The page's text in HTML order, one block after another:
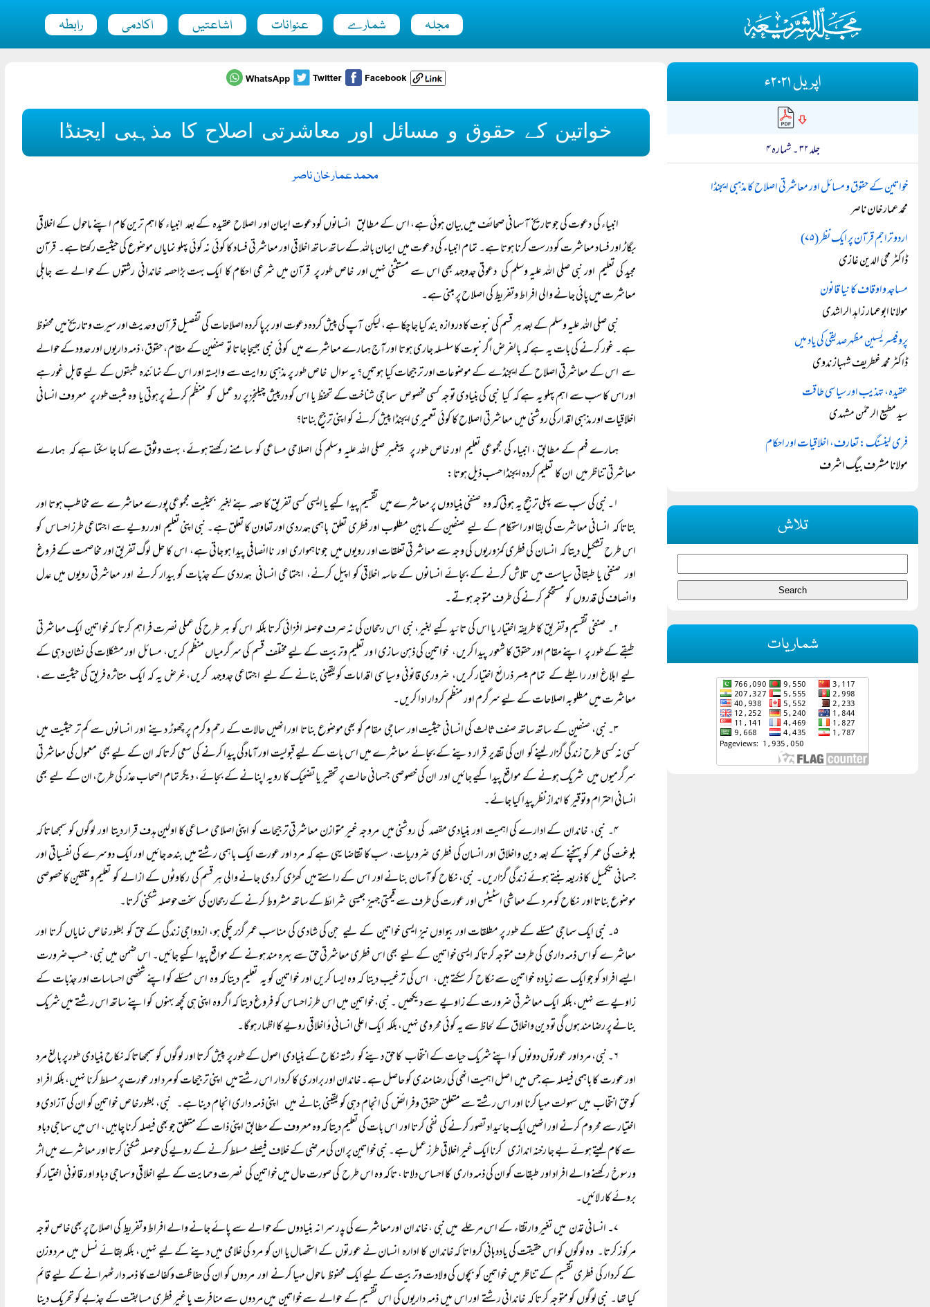
مجلہ شمارے عنوانات اشاعتیں اکادمی رابطہ
خواتین کے حقوق و مسائل اور معاشرتی اصلاح کا مذہبی ایجنڈا
محمد عمار خان ناصر
انبیاء کی دعوت کی جو تاریخ آسمانی صحائف میں بیان ہوئی ہے، اس کے مطابق انسانوں کو دعوت ایمان اور اصلاح عقیدہ کے بعد انبیاء کا اہم ترین کام اپنے ماحول کے اخلاقی
بگاڑ اور فساد معاشرت کو درست کرنا ہوتا ہے۔ تمام انبیاء کی دعوت میں ایمان باللہ کے ساتھ ساتھ اخلاقی اور معاشرتی فساد کا کوئی نہ کوئی پہلو نمایاں موضوع کی حیثیت رکھتا ہے۔ قرآن
مجید کی تعلیم اور نبی صلی اللہ علیہ وسلم کی دعوتی جدوجہد بھی اس سے مستثنی نہیں اور خاص طور پر قرآن میں شرعی احکام کا ایک بہت بڑاحصہ خاندانی رشتوں کے حوالے سے جاہلی
معاشرت میں پائی جانے والی افراط وتفریط کی اصلاح پر مبنی ہے۔
نبی صلی اللہ علیہ وسلم کے بعد ہر قسم کی نبوت کا دروازہ بند کیا جا چکا ہے، لیکن آپ کی پیش کردہ دعوت اور برپا کردہ اصلاحات کی تفصیل قرآن وحدیث اور سیرت وتاریخ میں محفوظ
ہے۔ غور کرنے کی بات یہ ہے کہ بالفرض اگر نبوت کا سلسلہ جاری ہوتا اور آج ہمارے معاشرے میں کوئی نبی بھیجا جاتا تو صنفین کے مقام، حقوق، ذمہ داریوں اور حدود کے حوالے
سے اس کے معاشرتی اصلاح کے ایجنڈے کے موضوعات اور ترجیحات کیا ہوتیں؟ یہ سوال خاص طور پر مذہبی روایت سے وابستہ اور اس کے نمائندہ طبقوں کے لیے قابل غور ہے
اور اس کا سب سے اہم پہلو یہ ہے کہ کیا نبی کی بنیادی توجہ کسی مخصوص سماجی شناخت کے تحفظ یا اس کو درپیش چیلنجز پر رد عمل کو منظم کرنے پر ہوتی یا وہ مثبت طور پر معروف انسانی
اخلاقیات اور مذہبی اقدار کی روشنی میں معاشرتی اصلاح کا کوئی تعمیری ایجنڈا پیش کرنے کو اپنی ترجیح بناتا؟
ہمارے فہم کے مطابق ، انبیاء کی مجموعی تعلیم اور خاص طور پر پیغمبر صلی اللہ علیہ وسلم کی اصلاحی مساعی کو سامنے رکھتے ہوئے، بہت وثوق سے کہا جا سکتا ہے کہ ہمارے
معاشرتی تناظر میں ان کا تعلیم کردہ ایجنڈا حسب ذیل ہوتا:
۱۔ نبی کی سب سے پہلی ترجیح یہ ہوتی کہ وہ صنفی بنیادوں پر معاشرے میں تقسیم پیدا کیے یا ایسی کسی تفریق کا حصہ بنے بغیر بحیثیت مجموعی پورے معاشرے سے مخاطب ہوتا اور
بتاتا کہ انسانی معاشرت کی بقا اور استحکام کے لیے صنفین کے مابین مطلوب اور فطری تعلق باہمی ہمدردی اور تعاون کا تعلق ہے۔ نبی اپنی تعلیم اور رویے سے اجتماعی طرز احساس کو
اس طرح تشکیل دیتا کہ انسان کی فطری کمزوریوں کی وجہ سے معاشرتی تعلقات اور رویوں میں جو ناہمواری اور ناانصافی پیدا ہو جاتی ہے، اس کا حل لوگ تفریق اور مخاصمت کے فروغ
اور صنفی یا طبقاتی سیاست میں تلاش کرنے کے بجائے انسانوں کے حاسہ اخلاقی کو اپیل کرنے، اجتماعی انسانی ہمدردی کے جذبات کو بیدار کرنے اور معاشرتی رویوں میں عدل
وانصاف کی قدروں کو مستحکم کرنے کی طرف متوجہ ہوتے۔
۲۔ صنفی تقسیم وتفریق کا طریقہ اختیار یا اس کی تائید کیے بغیر، نبی اس رجحان کی نہ صرف حوصلہ افزائی کرتا بلکہ اس کو ہر طرح کی عملی نصرت فراہم کرتا کہ خواتین ایک معاشرتی
طبقے کے طور پر اپنے مقام اور حقوق کا شعور پیدا کریں، خواتین کی ذہن سازی ا ور تعلیم وتربیت کے لیے مختلف قسم کی سرگرمیاں منظم کریں، مسائل اور مشکلات کی نشان دہی کے
لیے ابلاغ اور رابطے کے تمام میسر ذرائع اختیار کریں، ضروری قانونی وسیاسی اقدامات کو یقینی بنانے کے لیے اجتماعی جدوجہد کریں، غرض یہ کہ ایک متاثرہ فریق کی حیثیت سے ،
معاشرت میں مطلوبہ اصلاحات کے لیے سرگرم اور منظم کردار ادا کریں۔
۳۔ نبی، صنفین کے ساتھ ساتھ صنف ثالث کی انسانی حیثیت اور سماجی مقام کو بھی موضوع بناتا اور انھیں حالات کے رحم وکرم پر چھوڑ دینے اور انسانوں سے کم تر حیثیت میں
کسی نہ کسی طرح زندگی گزار لینے کو ان کی تقدیر قرار دینے کے بجائے معاشرے میں اس بات کے لیے قبولیت اور آمادگی پیدا کرنے کی سعی کرتا کہ ان کے لیے بھی معمول کی معاشرتی
سرگرمیوں میں شریک ہونے کے مواقع پیدا کیے جائیں اور ان کی خصوصی جسمانی حالت پر تحقیر یا تضحیک کا رویہ اپنانے کے بجائے، دیگر تمام اصحاب عذر کی طرح، ان کے لیے بھی
انسانی احترام وتوقیر کا انداز نظر پیدا کیا جائے۔
۴۔ نبی، خاندان کے ادارے کی اہمیت اور بنیادی مقصد کی روشنی میں مروجہ غیر متوازن معاشرتی ترجیحات کو اپنی اصلاحی مساعی کا اولین ہدف قرار دیتا اور لوگوں کو سمجھاتا کہ
بلوغت کی عمر کو پہنچنے کے بعد دین واخلاق اور انسان کی فطری ضروریات، سب کا تقاضا یہی ہے کہ مرد اور عورت ایک باہمی رشتے میں بندھ جائیں اور ایک دوسرے کی نفسیاتی اور
جسمانی تکمیل کا ذریعہ بنتے ہوئے زندگی گزاریں۔ نبی، نکاح کو آسان بنانے اور اس کے راستے میں کھڑی کر دی جانے والی ہر قسم کی رکاوٹوں کے ازالے کو تعلیم وتلقین کا خصوصی
موضوع بناتا اور نکاح کو مرد کے معاشی اسٹیٹس اور عورت کی طرف سے قیمتی جہیز جیسی شرائط کے ساتھ مشروط کرنے کے رجحان کی سخت حوصلہ شکنی کرتا۔
۵۔ نبی ایک سماجی مسئلے کے طور پر مطلقات اور بیواوں نیز ایسی خواتین کے لیے جن کی شادی کی مناسب عمر گزر چکی ہو، ازدواجی زندگی کے حق کو بطور خاص نمایاں کرتا اور
معاشرے کو اس ذمہ داری کی طرف متوجہ کرتا کہ ایسی خواتین کے لیے بھی اس فطری معاشرتی حق سے بہرہ مند ہونے کے مواقع پیدا کیے جائیں۔ اس ضمن میں نبی، حسب ضرورت
ایسے افراد کو جو ایک سے زیادہ خواتین سے نکاح کر سکتے ہیں، اس کی ترغیب دیتا کہ وہ ایسا کریں اور خواتین کو یہ تعلیم دیتا کہ وہ اس مسئلے کو اپنے شخصی احساسات اور جذبات کے
زاویے سے نہیں، بلکہ ایک معاشرتی ضرورت کے زاویے سے دیکھیں ۔ نبی، خواتین میں اس طرز احساس کو فروغ دیتا کہ اگر وہ اپنی ہی کچھ بہنوں کو اپنے ساتھ اس رشتے میں شریک
بنانے پر رضامند ہوں گی تو دین واخلاق کے لحاظ سے یہ کوئی محرومی نہیں، بلکہ ایک اعلی انسانی وٰ اخلاقی رویے کا اظہار ہوگا۔
۶۔ نبی، مرد اور عورتوں دونوں کو اپنے شریک حیات کے انتخاب کا حق دینے کو رشتہ نکاح کے بنیادی اصول کے طور پر پیش کرتا اور لوگوں کو سمجھاتا کہ نکاح بنیادی طور پر بالغ مرد
اور عورت کا باہمی فیصلہ ہے جس میں اصل اہمیت انھی کی رضامندی کو حاصل ہے۔ خاندان اور برادری کا کردار اس رشتے میں اپنی ترجیحات کو مرد اور عورت پر مسلط کرنا نہیں، بلکہ افراد
کو حق انتخاب میں سہولت مہیا کرنا اور اس رشتے سے متعلق حقوق وفرائض کی انجام دہی کو یقینی بنانے میں اپنی ذمہ داری انجام دینا ہے۔ نبی، بطور خاص خواتین کو ان کی آزادی و
اختیار سے محروم کرنے اور انھیں ایک جائیداد تصور کرنے کی نفی کرتا اور اس بات کی تعلیم دیتا کہ وہ معروف کے مطابق اپنی ذات کےمتعلق جو بھی فیصلہ کرنا چاہیں، اس میں سماجی دباو
سے کام لیتے ہوئے بے جا رخنہ اندازی کرنا ایک غیر اخلاقی طرز عمل ہے۔ نبی خواتین پر ان کی مرضی کے خلاف فیصلے مسلط کرنے کے رویے کی حوصلہ شکنی کرتا اور معاشرے میں اثر
ورسوخ رکھنے والے افراد اور طبقات کو ان کی ذمہ داری کا احساس دلاتا ، تاکہ وہ اس طرح کی صورت حال میں خواتین کی نصرت وحمایت کے لیے اخلاقی وسماجی دباو اور قانونی اختیار کو
بروئے کار لائیں۔
۷۔ انسانی تمدن میں تغیر وارتقاء کے اس مرحلے میں نبی ، خاندان اورمعاشرے کی پدر سرانہ بنیادوں کے حوالے سے پائے جانے والے افراط وتفریط کی اصلاح پر بھی خاص توجہ
مرکوز کرتا۔ وہ لوگوں کو اس حقیقت کی یاددہانی کرواتا کہ خاندان کا ادارہ انسان نے عورتوں کے استحصال یا ان کو مرد کی غلامی میں دینے کے لیے نہیں ، بلکہ بقائے نسل میں مرد وزن
کے کردار کی فطری تقسیم کے تناظر میں خواتین کو بچوں کی ولادت وتربیت کے لیے ایک محفوظ ماحول مہیا کرنے اور مردوں کو ان کی حفاظت وکفالت کا ذمہ دار ٹھہرانے کے لیے قائم
کیا تھا۔ نبی لوگوں کو متوجہ کرتا کہ خاندانی رشتے اور اس میں ذمہ داریوں کی اس تقسیم کے حوالے سے خواتین میں مردوں سے منافرت یا غیر فطری مسابقت کے جذبے کو تحریک دینا
اپریل ۲۰۲۱ء
جلد ۳۲ ۔ شمارہ ۴
خواتین کے حقوق و مسائل اور معاشرتی اصلاح کا مذہبی ایجنڈا
محمد عمار خان ناصر
اردو تراجم قرآن پر ایک نظر (۷۵)
ڈاکٹر محی الدین غازی
مساجد واوقاف کا نیا قانون
مولانا ابوعمار زاہد الراشدی
پروفیسر یٰسین مظہرصدیقی کی یاد میں
ڈاکٹر محمد غطریف شہباز ندوی
عقیدہ، تہذیب اور سیاسی طاقت
سید مطیع الرحمٰن مشہدی
فری لینسنگ: تعارف، اخلاقیات اور احکام
مولانا مشرف بيگ اشرف
تلاش
شماریات